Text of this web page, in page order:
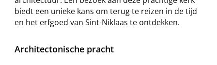
biedt een unieke kans om terug te reizen in de tijd
en het erfgoed van Sint-Niklaas te ontdekken.
Architectonische pracht